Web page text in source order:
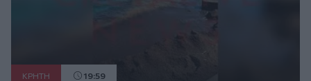
ΚΡΗΤΗ 19:59